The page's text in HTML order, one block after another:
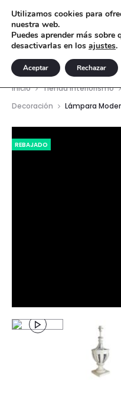
Inicio Tienda interiorismo
Decoración
Lámpara
REBAJADO
Utilizamos cookies para
nuestra web.
Puedes aprender más
desactivarlas en los ajustes.
Aceptar Rechazar